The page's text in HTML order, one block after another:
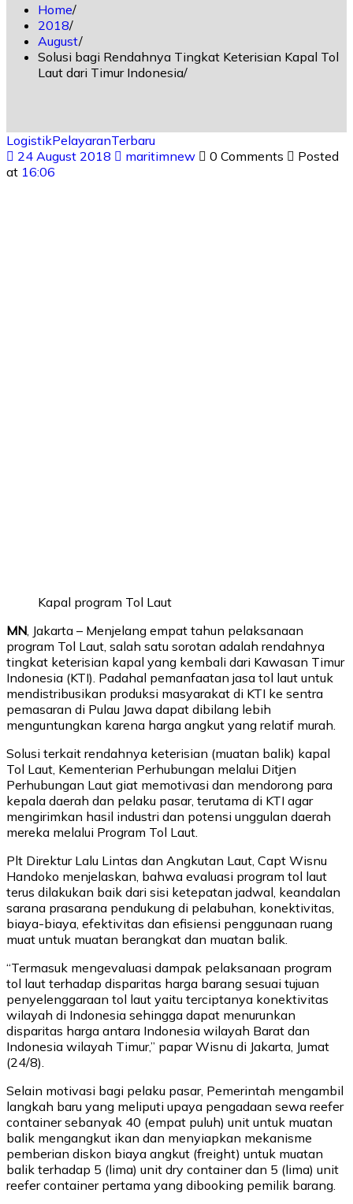
Home
2018
August
Solusi bagi Rendahnya Tingkat Keterisian Kapal Tol
Laut dari Timur Indonesia
LogistikPelayaranTerbaru
24 August 2018
maritimnew 0 Comments
Posted
at 16:06
Kapal program Tol Laut
MN , Jakarta – Menjelang empat tahun pelaksanaan
program Tol Laut, salah satu sorotan adalah rendahnya
tingkat keterisian kapal yang kembali dari Kawasan Timur
Indonesia (KTI). Padahal pemanfaatan jasa tol laut untuk
mendistribusikan produksi masyarakat di KTI ke sentra
pemasaran di Pulau Jawa dapat dibilang lebih
menguntungkan karena harga angkut yang relatif murah.
Solusi terkait rendahnya keterisian (muatan balik) kapal
Tol Laut, Kementerian Perhubungan melalui Ditjen
Perhubungan Laut giat memotivasi dan mendorong para
kepala daerah dan pelaku pasar, terutama di KTI agar
mengirimkan hasil industri dan potensi unggulan daerah
mereka melalui Program Tol Laut.
Plt Direktur Lalu Lintas dan Angkutan Laut, Capt Wisnu
Handoko menjelaskan, bahwa evaluasi program tol laut
terus dilakukan baik dari sisi ketepatan jadwal, keandalan
sarana prasarana pendukung di pelabuhan, konektivitas,
biaya-biaya, efektivitas dan efisiensi penggunaan ruang
muat untuk muatan berangkat dan muatan balik.
“Termasuk mengevaluasi dampak pelaksanaan program
tol laut terhadap disparitas harga barang sesuai tujuan
penyelenggaraan tol laut yaitu terciptanya konektivitas
wilayah di Indonesia sehingga dapat menurunkan
disparitas harga antara Indonesia wilayah Barat dan
Indonesia wilayah Timur,” papar Wisnu di Jakarta, Jumat
(24/8).
Selain motivasi bagi pelaku pasar, Pemerintah mengambil
langkah baru yang meliputi upaya pengadaan sewa reefer
container sebanyak 40 (empat puluh) unit untuk muatan
balik mengangkut ikan dan menyiapkan mekanisme
pemberian diskon biaya angkut (freight) untuk muatan
balik terhadap 5 (lima) unit dry container dan 5 (lima) unit
reefer container pertama yang dibooking pemilik barang.